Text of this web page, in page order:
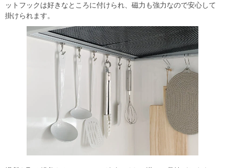
ットフックは好きなところに付けられ、磁力も強力なので安心して
掛けられます。